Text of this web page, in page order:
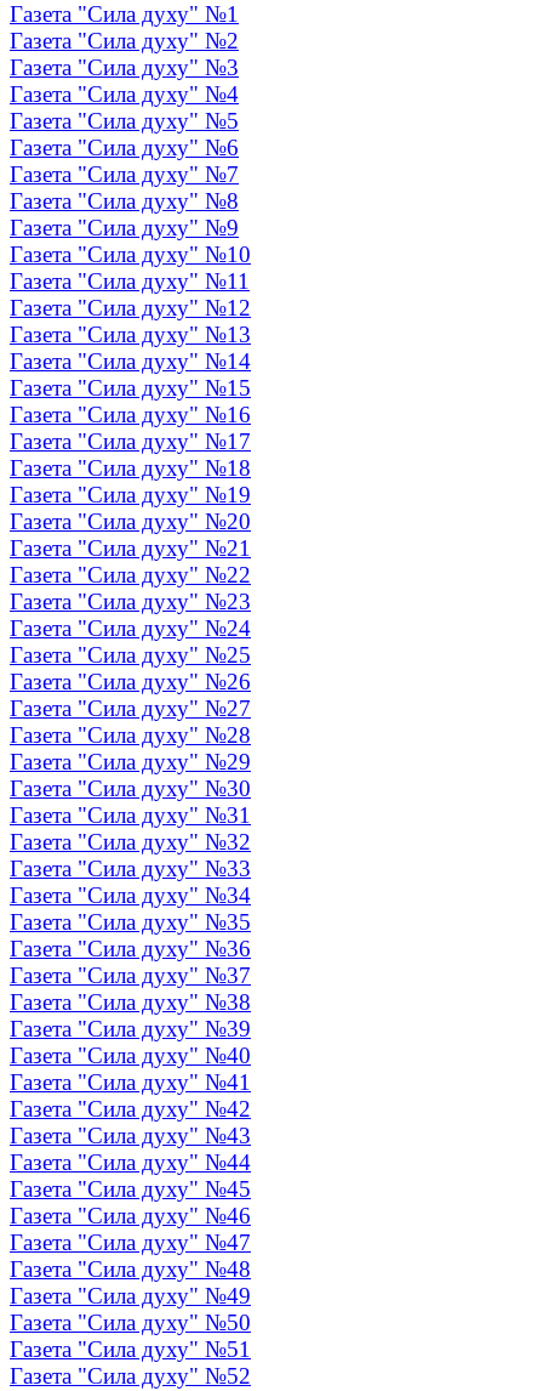
Газета "Сила духу" №1
Газета "Сила духу" №2
Газета "Сила духу" №3
Газета "Сила духу" №4
Газета "Сила духу" №5
Газета "Сила духу" №6
Газета "Сила духу" №7
Газета "Сила духу" №8
Газета "Сила духу" №9
Газета "Сила духу" №10
Газета "Сила духу" №11
Газета "Сила духу" №12
Газета "Сила духу" №13
Газета "Сила духу" №14
Газета "Сила духу" №15
Газета "Сила духу" №16
Газета "Сила духу" №17
Газета "Сила духу" №18
Газета "Сила духу" №19
Газета "Сила духу" №20
Газета "Сила духу" №21
Газета "Сила духу" №22
Газета "Сила духу" №23
Газета "Сила духу" №24
Газета "Сила духу" №25
Газета "Сила духу" №26
Газета "Сила духу" №27
Газета "Сила духу" №28
Газета "Сила духу" №29
Газета "Сила духу" №30
Газета "Сила духу" №31
Газета "Сила духу" №32
Газета "Сила духу" №33
Газета "Сила духу" №34
Газета "Сила духу" №35
Газета "Сила духу" №36
Газета "Сила духу" №37
Газета "Сила духу" №38
Газета "Сила духу" №39
Газета "Сила духу" №40
Газета "Сила духу" №41
Газета "Сила духу" №42
Газета "Сила духу" №43
Газета "Сила духу" №44
Газета "Сила духу" №45
Газета "Сила духу" №46
Газета "Сила духу" №47
Газета "Сила духу" №48
Газета "Сила духу" №49
Газета "Сила духу" №50
Газета "Сила духу" №51
Газета "Сила духу" №52